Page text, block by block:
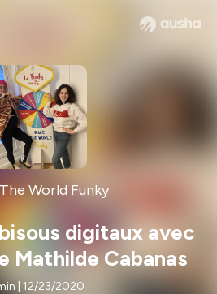
World Funky
digitaux avec
Mathilde Cabanas
| 12/23/2020